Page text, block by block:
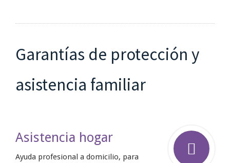
Garantías de protección y
asistencia familiar
Asistencia hogar
Ayuda profesional a domicilio, para